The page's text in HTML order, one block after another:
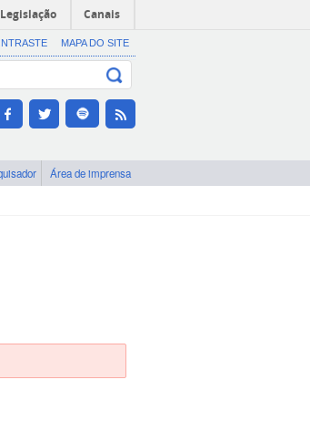
Legislação Canais
MAPA DO SITE
Área de imprensa